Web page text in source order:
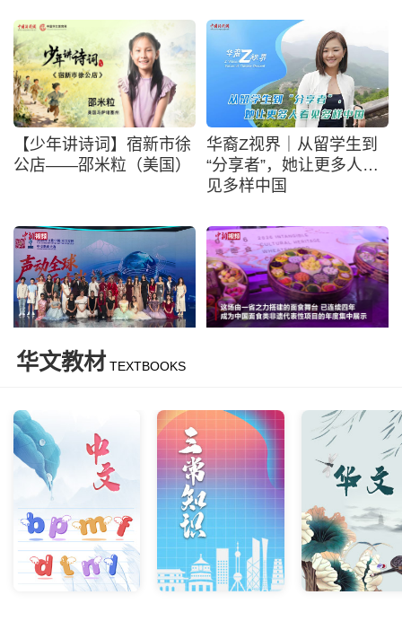
【少年讲诗词】宿新市徐
公店——邵米粒（美国）
华裔Z视界｜从留学生到
“分享者”，她让更多人看
见多样中国
2026年“文化中国·水立方
杯”中文歌曲大赛总决赛
华文教材 TEXTBOOKS